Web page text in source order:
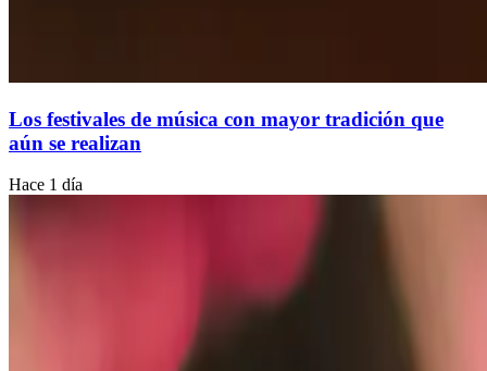
Los festivales de música con mayor tradición que
aún se realizan
Hace 1 día